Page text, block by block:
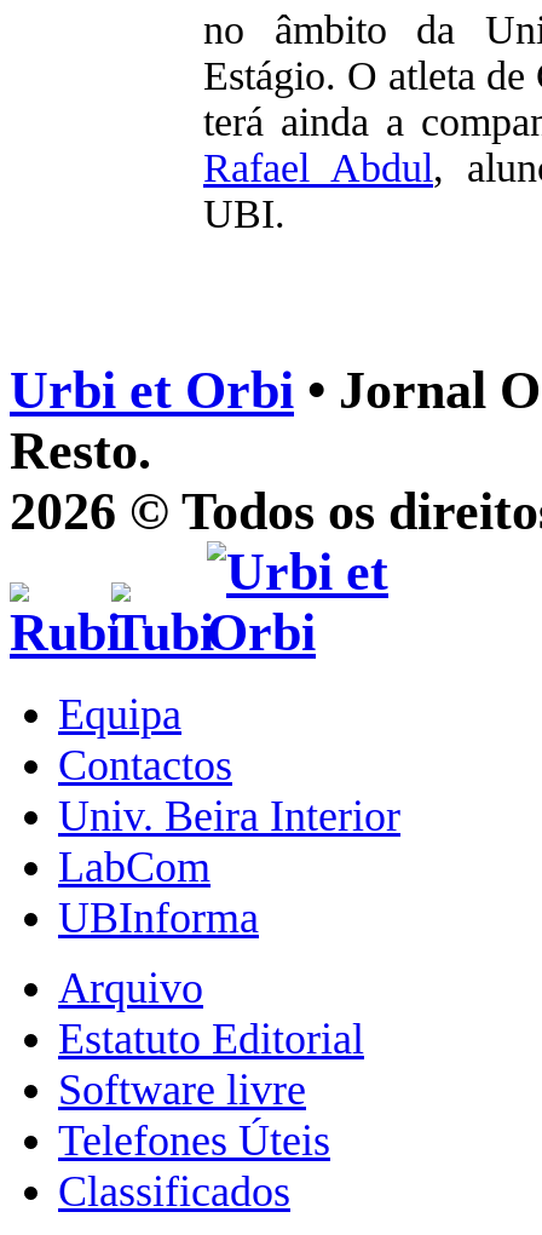
no âmbito da
Estágio. O atleta
terá ainda a
Rafael Abdul,
UBI.
Urbi et Orbi • Jornal
Resto.
2026 © Todos os
Equipa
Contactos
Univ. Beira Interior
LabCom
UBInforma
Arquivo
Estatuto Editorial
Software livre
Telefones Úteis
Classificados